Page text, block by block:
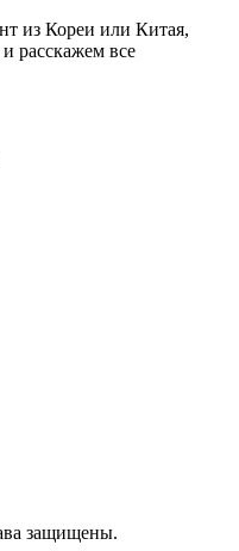
из Кореи или Китая,
расскажем все
защищены.